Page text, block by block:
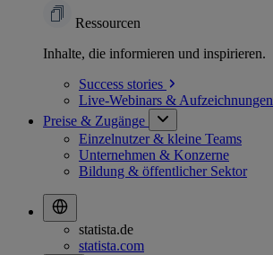
Ressourcen
Inhalte, die informieren und inspirieren.
Success stories
Live-Webinars & Aufzeichnungen
Preise & Zugänge
Einzelnutzer & kleine Teams
Unternehmen & Konzerne
Bildung & öffentlicher Sektor
statista.de
statista.com